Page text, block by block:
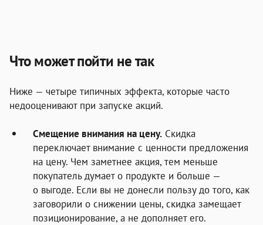
Что может пойти не так
Ниже — четыре типичных эффекта, которые часто
недооценивают при запуске акций.
Смещение внимания на цену. Скидка
переключает внимание с ценности предложения
на цену. Чем заметнее акция, тем меньше
покупатель думает о продукте и больше —
о выгоде. Если вы не донесли пользу до того, как
заговорили о снижении цены, скидка замещает
позиционирование, а не дополняет его.